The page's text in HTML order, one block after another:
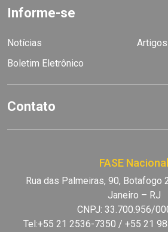
Informe-se
Notícias
Artigos
Boletim Eletrônico
Contato
FASE Nacional
Rua das Palmeiras, 90, Botafogo
Janeiro – RJ
CNPJ: 33.700.956/
Tel:+55 21 2536-7350 / +55 21